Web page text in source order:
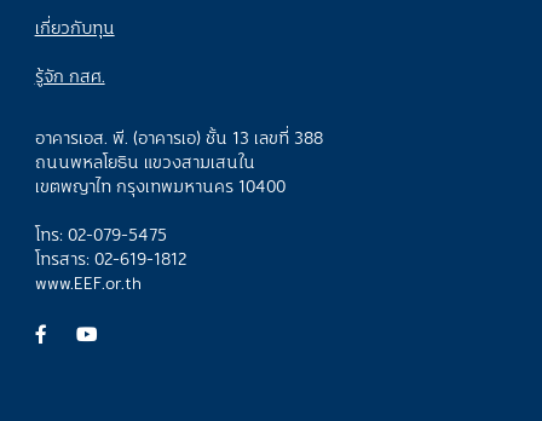
เกี่ยวกับทุน
รู้จัก กสศ.
อาคารเอส. พี. (อาคารเอ) ชั้น 13 เลขที่ 388
ถนนพหลโยธิน แขวงสามเสนใน
เขตพญาไท กรุงเทพมหานคร 10400
โทร: 02-079-5475
โทรสาร: 02-619-1812
www.EEF.or.th